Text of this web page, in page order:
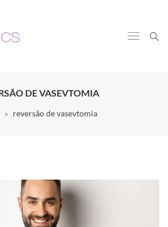
DE VASEVTOMIA
reversão de vasevtomia